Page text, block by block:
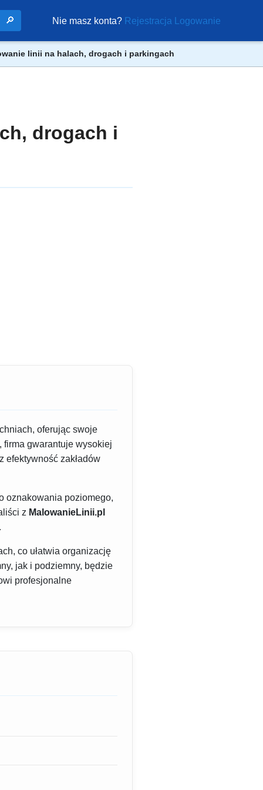
🔎 Nie masz konta? Rejestracja Logowanie
linii na halach, drogach i parkingach
drogach i
oferując swoje
firma gwarantuje wysokiej
efektywność zakładów
oznakowania poziomego,
z MalowanieLinii.pl
co ułatwia organizację
jak i podziemny, będzie
profesjonalne